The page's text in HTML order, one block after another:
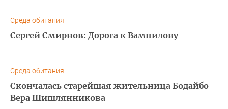
Среда обитания
Сергей Смирнов: Дорога к Вампилову
Среда обитания
Скончалась старейшая жительница Бодайбо
Вера Шишлянникова